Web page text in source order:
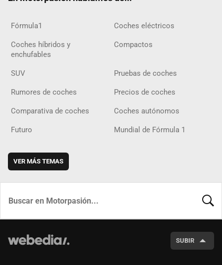
Fórmula1 Coches eléctricos
Coches híbridos y
enchufables
Compactos
SUV Pruebas de coches
Rumores de coches Precios de coches
Comparativa de coches Coches autónomos
Futuro Mundial de Fórmula 1
VER MÁS TEMAS
SUBIR